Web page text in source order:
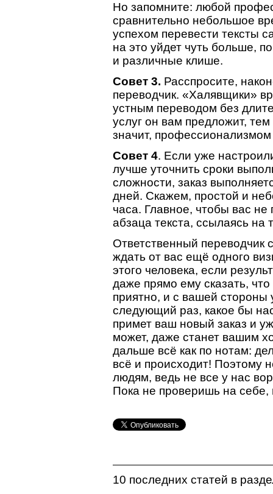
Но запомните: любой
сравнительно небольшое
успехом перевести тексты
на это уйдет чуть больше,
и различные клише.
Совет 3. Расспросите,
переводчик. «Халявщики»
устным переводом без
услуг он вам предложит,
значит, профессионализмом
Совет 4. Если уже
лучше уточнить сроки
сложности, заказ
дней. Скажем, простой и
часа. Главное, чтобы вас не
абзаца текста, ссылаясь на
Ответственный переводчик
ждать от вас ещё одного
этого человека, если
даже прямо ему сказать,
приятно, и с вашей стороны
следующий раз, какое бы
примет ваш новый заказ и
может, даже станет вашим
дальше всё как по нотам:
всё и происходит! Поэтому
людям, ведь не все у нас
Пока не проверишь на себе,
10 последних статей в